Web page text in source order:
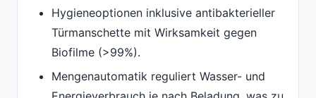
Hygieneoptionen inklusive antibakterieller
Türmanschette mit Wirksamkeit gegen
Biofilme (>99%).
Mengenautomatik reguliert Wasser- und